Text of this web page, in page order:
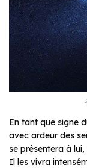
En tant que signe
avec ardeur des
se présentera à
Il les vivra